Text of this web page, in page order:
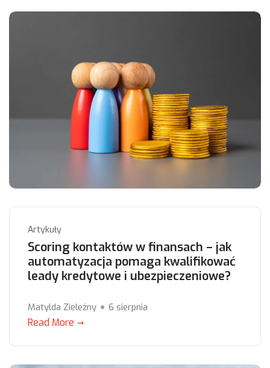
Artykuły
Scoring kontaktów w finansach – jak
automatyzacja pomaga kwalifikować
leady kredytowe i ubezpieczeniowe?
Matylda Zieleźny 6 sierpnia
Read More